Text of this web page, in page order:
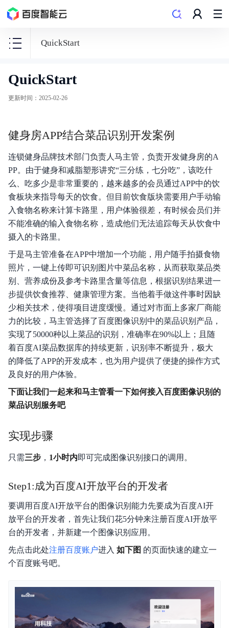
QuickStart
图
像
快速入门
API文档
SDK文档
MCP文档
私有化部署
视频专区
历史版本
QuickStart
更新时间 ： 2025-02-26
健身房APP结合菜品识别开发案例
连锁健身品牌技术部门负责人马主管，负责开发健身房的A
PP。由于健身和减脂塑形讲究“三分练，七分吃”，该吃什
么、吃多少是非常重要的，越来越多的会员通过APP中的饮
食板块来指导每天的饮食。但目前饮食版块需要用户手动输
入食物名称来计算卡路里，用户体验很差，有时候会员们并
不能准确的输入食物名称，造成他们无法追踪每天从饮食中
摄入的卡路里。
于是马主管准备在APP中增加一个功能，用户随手拍摄食物
照片，一键上传即可识别图片中菜品名称，从而获取菜品类
别、营养成份及参考卡路里含量等信息，根据识别结果进一
步提供饮食推荐、健康管理方案。当他着手做这件事时因缺
少相关技术，使得项目进度缓慢。通过对市面上多家厂商能
力的比较，马主管选择了百度图像识别中的菜品识别产品，
实现了50000种以上菜品的识别，准确率在90%以上；且随
着百度AI菜品数据库的持续更新，识别率不断提升，极大
的降低了APP的开发成本，也为用户提供了便捷的操作方式
及良好的用户体验。
下面让我们一起来和马主管看一下如何接入百度图像识别的
菜品识别服务吧
实现步骤
只需三步 ， 1小时内即可完成图像识别接口的调用。
Step1:成为百度AI开放平台的开发者
要调用百度AI开放平台的图像识别能力先要成为百度AI开
放平台的开发者，首先让我们花5分钟来注册百度AI开放平
台的开发者，并新建一个图像识别应用。
先点击此处注册百度账户进入 如下图 的页面快速的建立一
个百度账号吧。